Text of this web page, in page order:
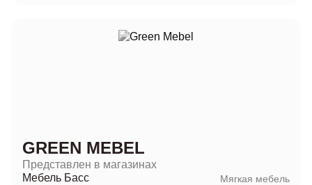
GREEN MEBEL
Представлен в магазинах
Мебель Басс
Мягкая мебель